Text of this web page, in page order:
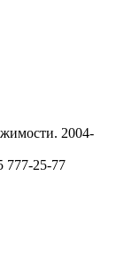
2004-
777-25-77